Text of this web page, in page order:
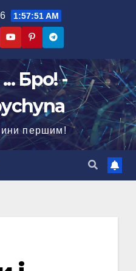
1:57:52 AM
Бро! -
першим!